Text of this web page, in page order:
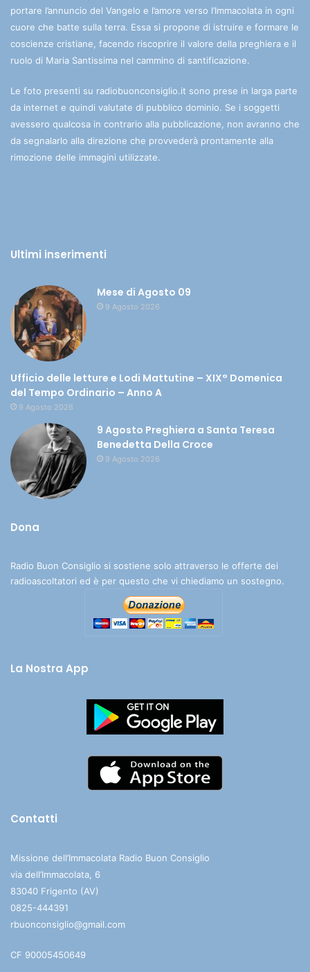
portare l’annuncio del Vangelo e l’amore verso l’Immacolata in ogni
cuore che batte sulla terra. Essa si propone di istruire e formare le
coscienze cristiane, facendo riscoprire il valore della preghiera e il
ruolo di Maria Santissima nel cammino di santificazione.
Le foto presenti su radiobuonconsiglio.it sono prese in larga parte
da internet e quindi valutate di pubblico dominio. Se i soggetti
avessero qualcosa in contrario alla pubblicazione, non avranno che
da segnalarlo alla direzione che provvederà prontamente alla
rimozione delle immagini utilizzate.
Ultimi inserimenti
Mese di Agosto 09
9 Agosto 2026
Ufficio delle letture e Lodi Mattutine – XIX° Domenica
del Tempo Ordinario – Anno A
9 Agosto 2026
9 Agosto Preghiera a Santa Teresa
Benedetta Della Croce
9 Agosto 2026
Dona
Radio Buon Consiglio si sostiene solo attraverso le offerte dei
radioascoltatori ed è per questo che vi chiediamo un sostegno.
La Nostra App
Contatti
Missione dell’Immacolata Radio Buon Consiglio
via dell’Immacolata, 6
83040 Frigento (AV)
0825-444391
rbuonconsiglio@gmail.com
CF 90005450649